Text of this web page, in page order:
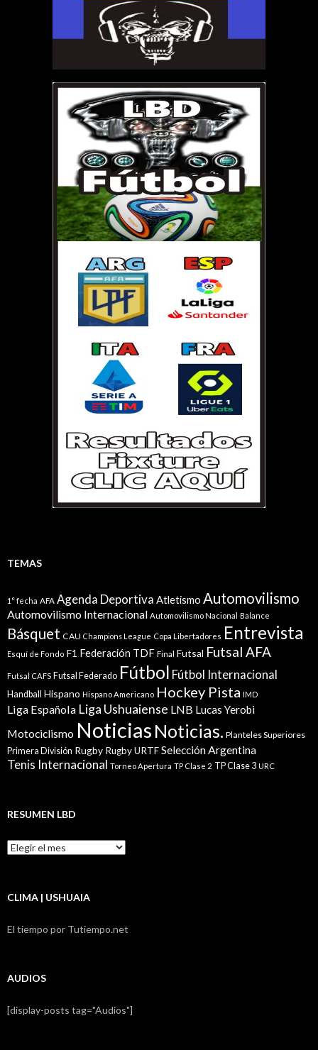
TEMAS
1° fecha AFA Agenda Deportiva Atletismo Automovilismo
Automovilismo Internacional Automovilismo Nacional Balance
Básquet CAU Champions League Copa Libertadores Entrevista
Esquí de Fondo F1 Federación TDF Final Futsal Futsal AFA
Futsal CAFS Futsal Federado Fútbol Fútbol Internacional
Handball Hispano Hispano Americano Hockey Pista IMD
Liga Española Liga Ushuaiense LNB Lucas Yerobi
Motociclismo Noticias Noticias. Planteles Superiores
Primera División Rugby Rugby URTFSelección Argentina
Tenis Internacional Torneo Apertura TP Clase 2 TP Clase 3 URC
RESUMEN LBD
Resumen
LBD
CLIMA | USHUAIA
El tiempo por Tutiempo.net
AUDIOS
[display-posts tag="Audios"]